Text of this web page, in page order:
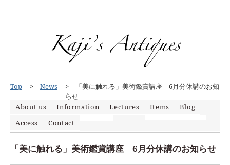
About us Information
News
Event
Media
Lectures Items
Blog
Access
Contact
Top News
「美に触れる」美術鑑賞講座 6月分休講のお知
らせ
News
「美に触れる」美術鑑賞講座 6月分休講のお知らせ